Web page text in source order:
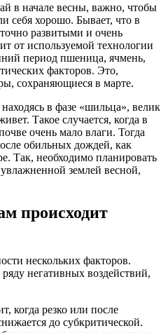
в начале весны, важно, чтобы
себя хорошо. Бывает, что в
развитыми и очень
от используемой технологии
период пшеница, ячмень,
факторов. Это,
сохраняющиеся в марте.
в фазе «шильца», велик
Такое случается, когда в
очень мало влаги. Тогда
обильных дождей, как
Так, необходимо планировать
землей весной,
происходит
нескольких факторов.
негативных воздействий,
когда резко или после
до субкритической.